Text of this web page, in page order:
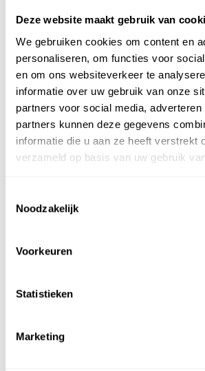
Deze website maakt gebruik van
We gebruiken cookies om content en
personaliseren, om functies voor
en om ons websiteverkeer te
informatie over uw gebruik van onze
partners voor social media,
partners kunnen deze gegevens
informatie die u aan ze heeft verstrekt
verzameld op basis van uw gebruik
Noodzakelijk
Voorkeuren
Statistieken
Marketing
inmeetinstructie voor verschillende soorten
LEES VERDER
INNOVATIES VENTILATIEROOSTERS DUCO IN
ventilatieroosters van Duco type Ducoline is
WAAROM GLASKONING?